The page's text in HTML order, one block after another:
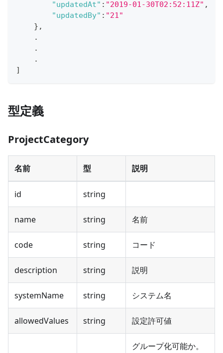
"updatedAt" : "2019-01-30T02:52:11Z" ,
"updatedBy" : "21"
} ,
    .
    .
    .
]
型定義
ProjectCategory
名前 型 説明
id string
name string 名前
code string コード
description string 説明
systemName string システム名
allowedValues string 設定許可値
グループ化可能か。